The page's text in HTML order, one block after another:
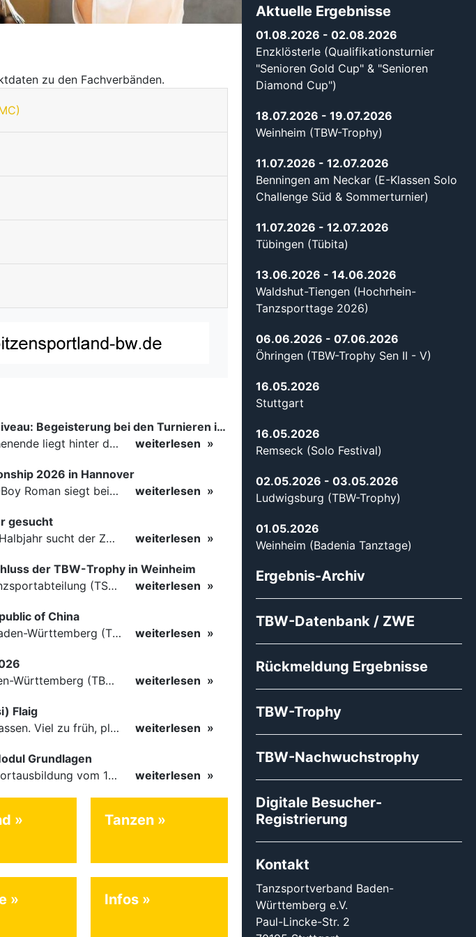
zu den Fachverbänden.
Tanzsport auf höchstem Niveau: Begeisterung bei den Turnieren in…
Ein rundum gelungenes Tanzsport-Wochenende liegt hinter den Paaren und Organisatoren in Enzklösterle. Am 1. und 2. August 2026 verwandelte sich die Festhalle wieder in einen lebendigen Mittelpunkt des…
weiterlesen
2026 in Hannover
Der erste Deutsche Meister steht fest B-Boy Roman siegt bei den Juniors
weiterlesen
gesucht
Für einige nachgemeldete Turniere im 2 Halbjahr sucht der ZWE noch Wertungsrichter.
weiterlesen
der TBW-Trophy in Weinheim
Am 18. und 19. Juli 2026 richtete die Tanzsportabteilung (TSA) der TSG 1862 Weinheim das Abschlussturnier der diesjährigen TBW-Trophy-Serie aus. Zum traditionellen Saisonfinale kamen rund 400 Starts über…
weiterlesen
of China
Die Paare aus dem Tanzsportverband Baden-Württemberg (TBW) haben beim hochklassig besetzten WDSF GrandSlam im chinesischen Nanjing wieder einmal auf internationalem Top-Niveau geglänzt. Das…
weiterlesen
Die Paare des Tanzsportverbandes Baden-Württemberg (TBW) glänzten auf dem internationalen Parkett des Vienna Dance Concourse 2026 im Wiener Rathaus mit hervorragenden Platzierungen Ergebnisse unter: …
weiterlesen
Flaig
Ein Engel hat die Bühne des Lebens verlassen. Viel zu früh, plötzlich und für uns alle unfassbar, wurde unsere geliebte Kristina (Krissi) Flaig im Alter von 36 Jahren aus dem Leben gerissen. Das Tanzen…
weiterlesen
Grundlagen
Für das Modul Grundlagen der Breitensportausbildung vom 10. bis 13. September an der Landessportschule Albstadt sind noch Plätze frei. Das Modul kann auch für den Lizenzerhalt (30 LE fachlich) genutzt…
weiterlesen
Tanzen
Infos
Aktuelle Ergebnisse
01.08.2026 - 02.08.2026
Enzklösterle (Qualifikationsturnier
"Senioren Gold Cup" & "Senioren
Diamond Cup")
18.07.2026 - 19.07.2026
Weinheim (TBW-Trophy)
11.07.2026 - 12.07.2026
Benningen am Neckar (E-Klassen Solo
Challenge Süd & Sommerturnier)
11.07.2026 - 12.07.2026
Tübingen (Tübita)
13.06.2026 - 14.06.2026
Waldshut-Tiengen (Hochrhein-
Tanzsporttage 2026)
06.06.2026 - 07.06.2026
Öhringen (TBW-Trophy Sen II - V)
16.05.2026
Stuttgart
16.05.2026
Remseck (Solo Festival)
02.05.2026 - 03.05.2026
Ludwigsburg (TBW-Trophy)
01.05.2026
Weinheim (Badenia Tanztage)
Ergebnis-Archiv
TBW-Datenbank / ZWE
Rückmeldung Ergebnisse
TBW-Trophy
TBW-Nachwuchstrophy
Digitale Besucher-
Registrierung
Kontakt
Tanzsportverband Baden-
Württemberg e.V.
Paul-Lincke-Str. 2